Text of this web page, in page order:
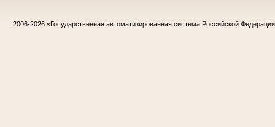
2006-2026 «Государственная автоматизированная система Российской